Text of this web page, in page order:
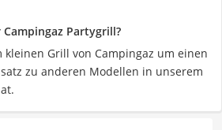
Partygrill?
kleinen Grill von Campingaz um einen
zu anderen Modellen in unserem